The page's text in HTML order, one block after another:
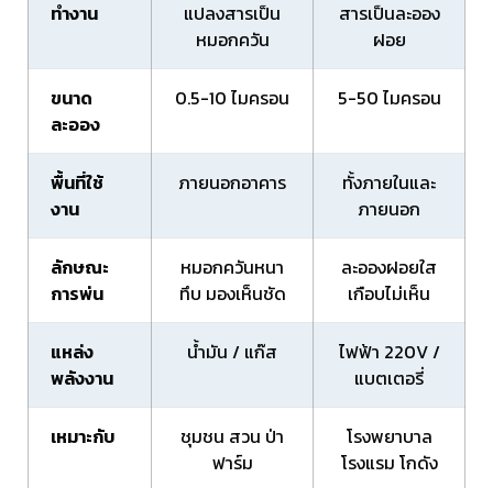
ทำงาน
แปลงสารเป็น
หมอกควัน
สารเป็นละออง
ฝอย
ขนาด
ละออง
0.5-10 ไมครอน 5-50 ไมครอน
พื้นที่ใช้
งาน
ภายนอกอาคาร
ทั้งภายในและ
ภายนอก
ลักษณะ
การพ่น
หมอกควันหนา
ทึบ มองเห็นชัด
ละอองฝอยใส
เกือบไม่เห็น
แหล่ง
พลังงาน
น้ำมัน / แก๊ส
ไฟฟ้า 220V /
แบตเตอรี่
เหมาะกับ
ชุมชน สวน ป่า
ฟาร์ม
โรงพยาบาล
โรงแรม โกดัง